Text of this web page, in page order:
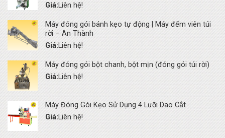
Giá:Liên hệ!
Máy đóng gói bánh kẹo tự động | Máy đếm viên túi
rời – An Thành
Giá:Liên hệ!
Máy đóng gói bột chanh, bột mịn (đóng gói túi rời)
Giá:Liên hệ!
Máy Đóng Gói Kẹo Sử Dụng 4 Lưỡi Dao Cắt
Giá:Liên hệ!